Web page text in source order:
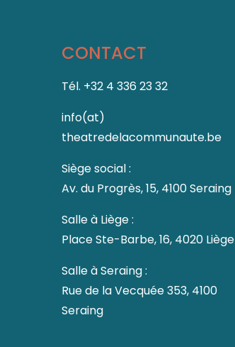
CONTACT
Tél. +32 4 336 23 32
info(at)
theatredelacommunaute.be
Siège social :
Av. du Progrès, 15, 4100 Seraing
Salle à Liège :
Place Ste-Barbe, 16, 4020 Liège
Salle à Seraing :
Rue de la Vecquée 353, 4100
Seraing